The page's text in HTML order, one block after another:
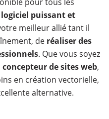
logiciel puissant et
meilleur allié tant il
de réaliser des
. Que vous soyez
de sites web,
en création vectorielle,
alternative.